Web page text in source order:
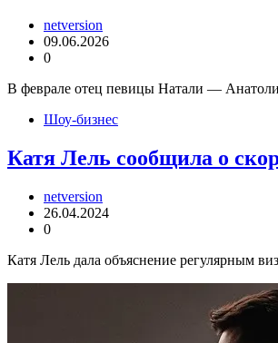
netversion
09.06.2026
0
В феврале отец певицы Натали —
Шоу-бизнес
Катя Лель сообщила о
netversion
26.04.2024
0
Катя Лель дала объяснение регулярным